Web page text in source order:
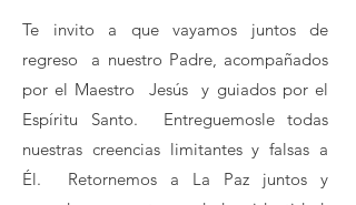
Te invito a que vayamos juntos de
regreso a nuestro Padre, acompañados
por el Maestro Jesús y guiados por el
Espíritu Santo. Entreguemosle todas
nuestras creencias limitantes y falsas a
Él. Retornemos a La Paz juntos y